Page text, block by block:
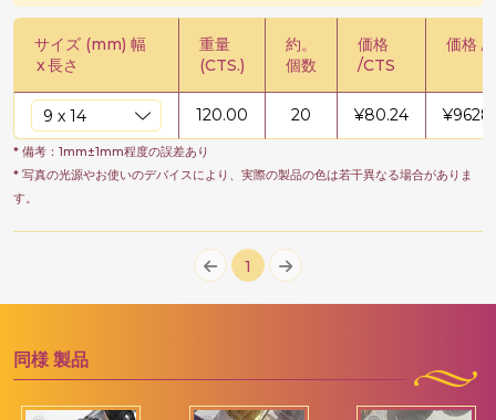
サイズ (mm) 幅
x長さ
重量
(CTS.)
約。
個数
価格
/CTS
価格 /
120.00 20 ¥80.24 ¥
* 備考：1mm±1mm程度の誤差あり
* 写真の光源やお使いのデバイスにより、実際の製品の色は若干異なる場合がありま
す。
1
同様 製品